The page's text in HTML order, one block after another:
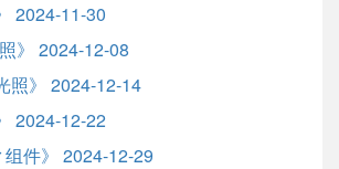
2024-11-30
》 2024-12-08
照》 2024-12-14
2024-12-22
组件》 2024-12-29